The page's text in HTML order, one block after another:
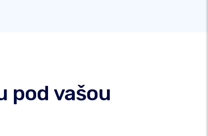
pod vašou